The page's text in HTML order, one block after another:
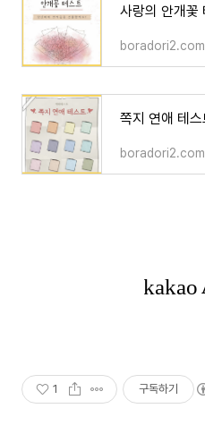
boradori2.com
boradori2.com
1 구독하기